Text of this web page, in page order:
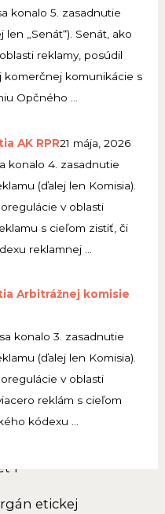
konalo 5. zasadnutie
„Senát“). Senát, ako
reklamy, posúdil
komerčnej komunikácie s
Opčného …
AK RPR21 mája, 2026
konalo 4. zasadnutie
(ďalej len Komisia).
v oblasti
s cieľom zistiť, či
reklamnej …
Arbitrážnej komisie
konalo 3. zasadnutie
(ďalej len Komisia).
v oblasti
reklám s cieľom
kódexu …
etickej